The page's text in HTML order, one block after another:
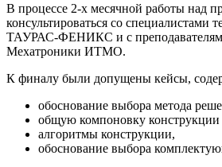
В процессе 2-х месячной работы над
консультироваться со специалистами
ТАУРАС-ФЕНИКС и с
Мехатроники ИТМО.
К финалу были допущены кейсы,
обоснование выбора метода
общую компоновку конструкции
алгоритмы конструкции,
обоснование выбора